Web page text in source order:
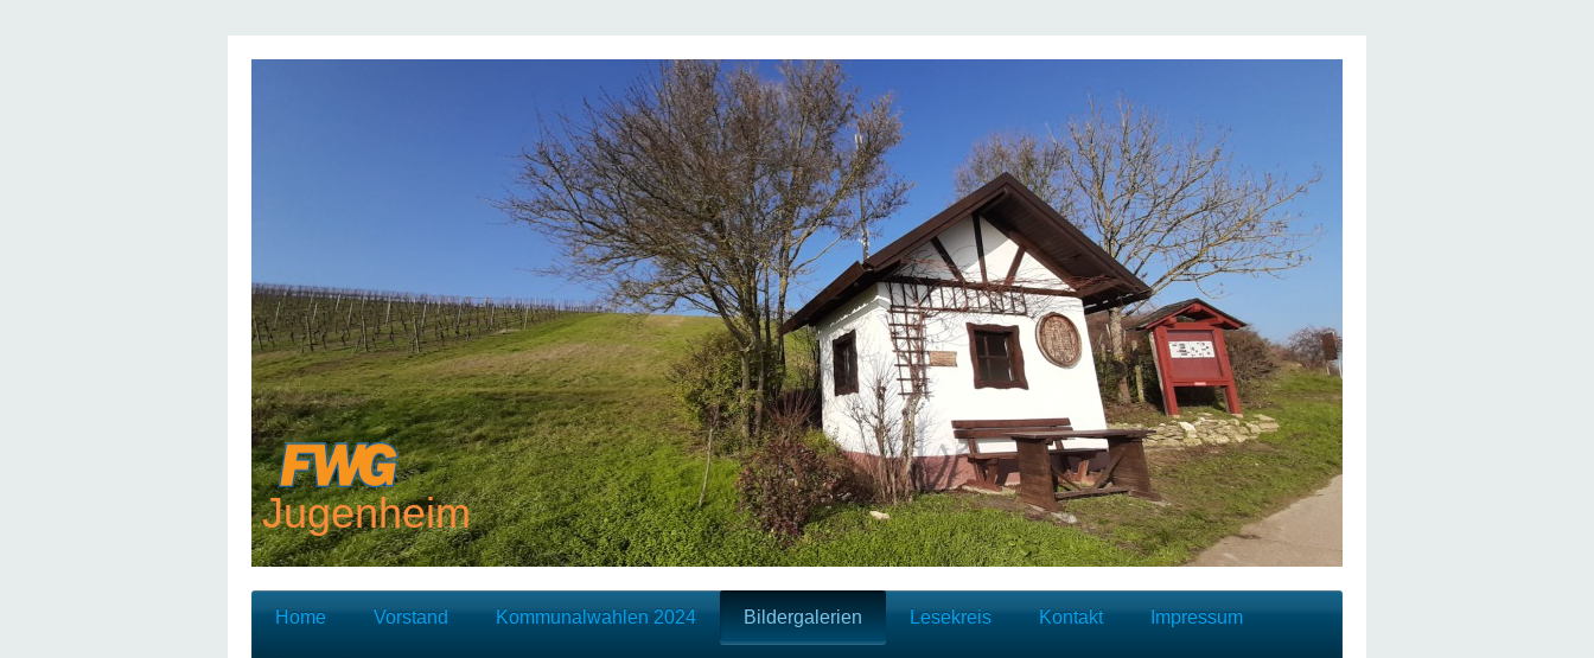
Jugenheim
Home Vorstand Kommunalwahlen 2024 Bildergalerien Lesekreis Kontakt Impressum